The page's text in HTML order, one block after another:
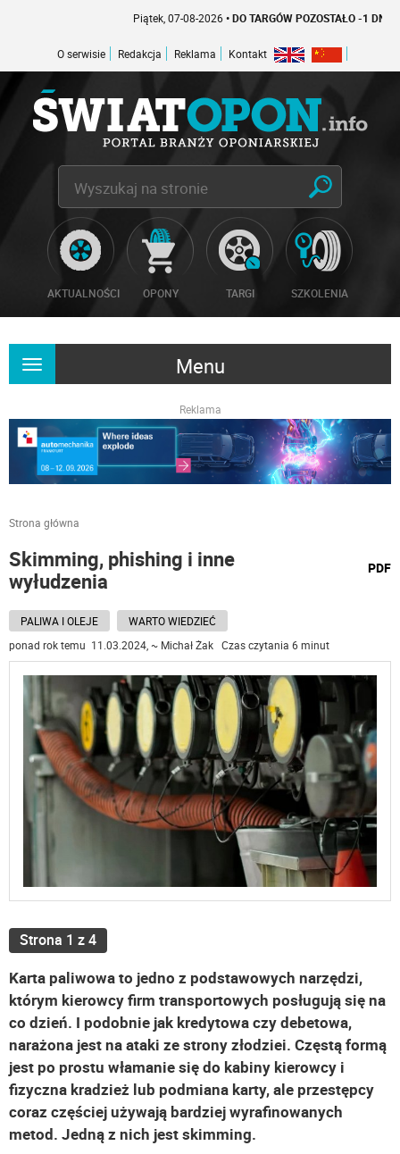
Piątek, 07-08-2026• DO TARGÓW POZOSTAŁO -1 DNI
O serwisie Redakcja Reklama Kontakt
AKTUALNOŚCI OPONY TARGI SZKOLENIA
Menu
Rozwiń
Reklama
Strona główna
Skimming, phishing i inne
wyłudzenia
PDF
PALIWA I OLEJE
WARTO WIEDZIEĆ
ponad rok temu 11.03.2024, ~ Michał Żak Czas czytania 6 minut
Strona 1 z 4
Karta paliwowa to jedno z podstawowych narzędzi,
którym kierowcy firm transportowych posługują się na
co dzień. I podobnie jak kredytowa czy debetowa,
narażona jest na ataki ze strony złodziei. Częstą formą
jest po prostu włamanie się do kabiny kierowcy i
fizyczna kradzież lub podmiana karty, ale przestępcy
coraz częściej używają bardziej wyrafinowanych
metod. Jedną z nich jest skimming.